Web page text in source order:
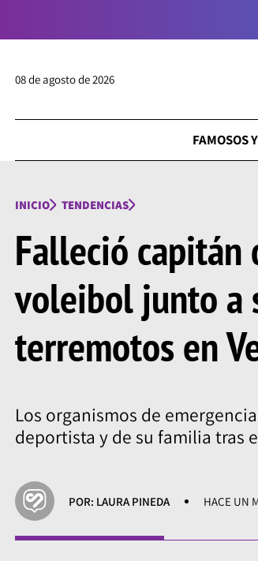
08 de agosto de 2026
FAMOSOS
INICIO TENDENCIAS
Falleció capitán
voleibol junto a
terremotos en
Los organismos de
deportista y de su familia tras
POR: LAURA PINEDA HACE UN